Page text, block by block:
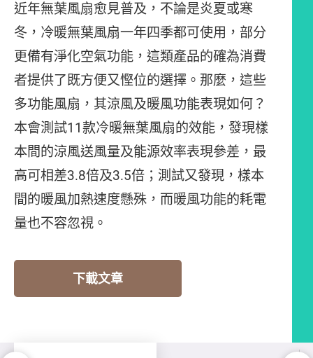
近年無葉風扇愈見普及，不論是炎夏或寒
冬，冷暖無葉風扇一年四季都可使用，部分
更備有淨化空氣功能，這類產品的確為消費
者提供了既方便又慳位的選擇。那麼，這些
多功能風扇，其涼風及暖風功能表現如何？
本會測試11款冷暖無葉風扇的效能，發現樣
本間的涼風送風量及能源效率表現參差，最
高可相差3.8倍及3.5倍；測試又發現，樣本
間的暖風加熱速度懸殊，而暖風功能的耗電
量也不容忽視。
下載文章